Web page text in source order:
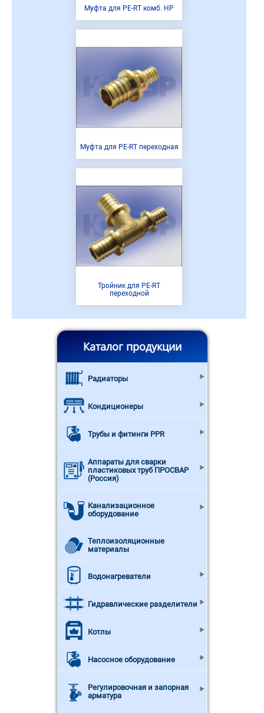
Муфта для PE-RT комб. НР
Муфта для PE-RT переходная
Тройник для PE-RT
переходной
Каталог продукции
Радиаторы
Кондиционеры
Трубы и фитинги PPR
Аппараты для сварки
пластиковых труб ПРОСВАР
(Россия)
Канализационное
оборудование
Теплоизоляционные
материалы
Водонагреватели
Гидравлические разделители
Котлы
Насосное оборудование
Регулировочная и запорная
арматура